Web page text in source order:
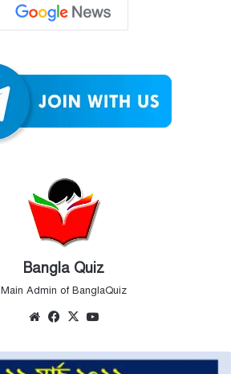
Bangla Quiz
Main Admin of BanglaQuiz
WebsiteFacebook
X